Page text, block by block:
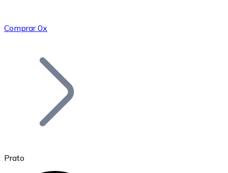
Bitcoin
Comprar 0x
Prato